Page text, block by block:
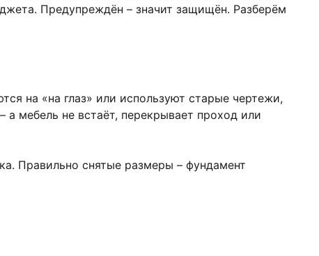
Предупреждён – значит защищён. Разберём
на «на глаз» или используют старые чертежи,
мебель не встаёт, перекрывает проход или
Правильно снятые размеры – фундамент